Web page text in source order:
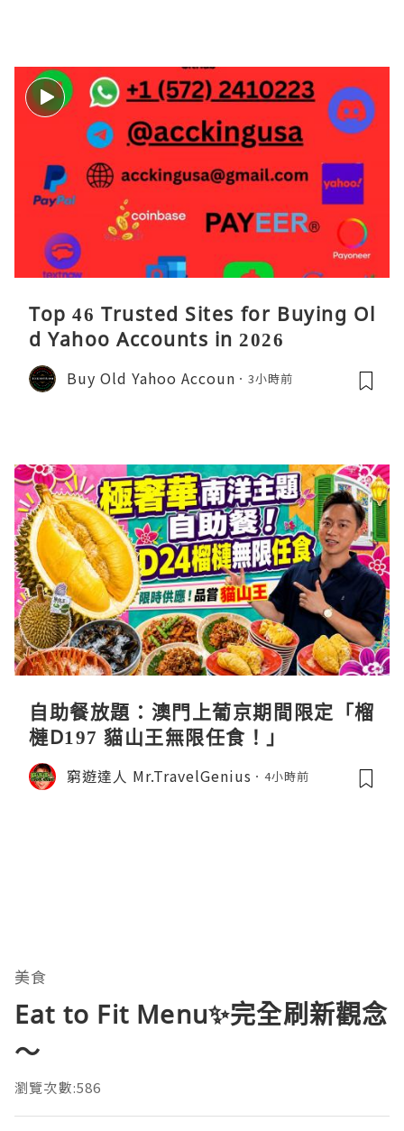
Top 46 Trusted Sites for Buying Ol
d Yahoo Accounts in 2026
Buy Old Yahoo Accoun 3小時前
自助餐放題：澳門上葡京期間限定「榴
槤D197 貓山王無限任食！」
窮遊達人 Mr.TravelGenius 4小時前
美食
Eat to Fit Menu✨完全刷新觀念
～
瀏覽次數:586